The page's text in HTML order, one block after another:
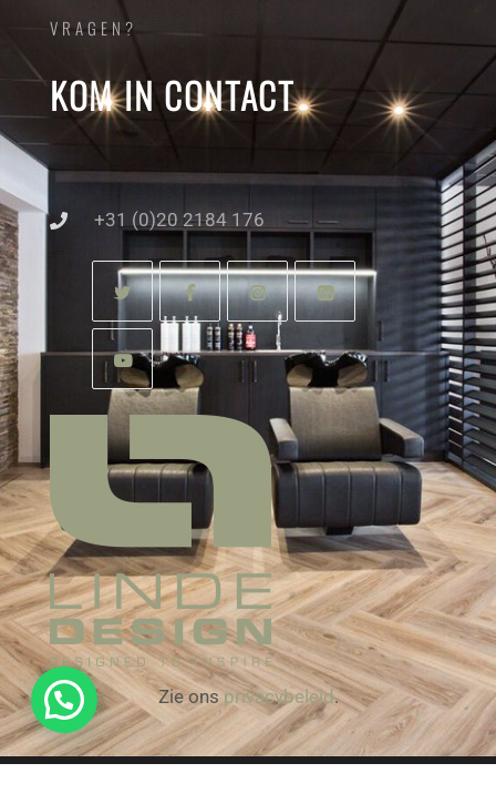
VRAGEN?
KOM IN CONTACT
+31 (0)20 2184 176
Zie ons privacybeleid.
Contact opnemen